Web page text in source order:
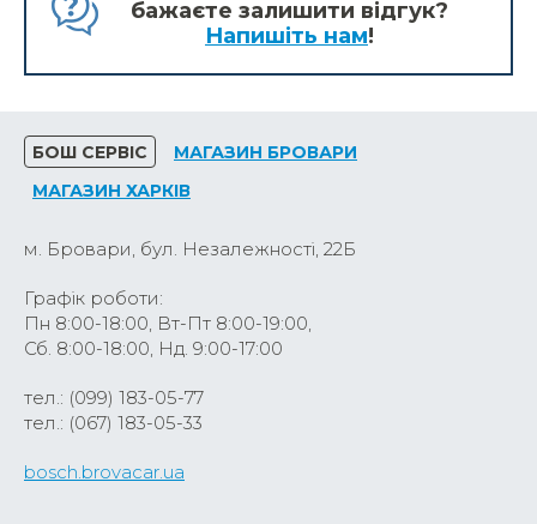
бажаєте залишити відгук?
Напишіть нам!
БОШ СЕРВІС
МАГАЗИН БРОВАРИ
МАГАЗИН ХАРКІВ
м. Бровари, бул. Незалежності, 22Б
Графік роботи:
Пн 8:00-18:00, Вт-Пт 8:00-19:00,
Сб. 8:00-18:00, Нд. 9:00-17:00
тел.: (099) 183-05-77
тел.: (067) 183-05-33
bosch.brovacar.ua